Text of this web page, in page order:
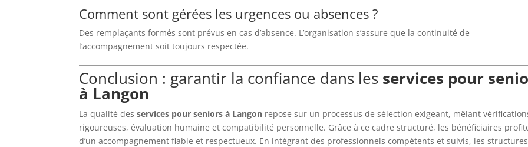
Comment sont gérées les urgences ou absences ?
Des remplaçants formés sont prévus en cas d’absence. L’organisation s’assure que la continuité de
l’accompagnement soit toujours respectée.
Conclusion : garantir la confiance dans les services pour
à Langon
La qualité desservices pour seniors à Langon repose sur un processus de sélection exigeant, mêlant
rigoureuses, évaluation humaine et compatibilité personnelle. Grâce à ce cadre structuré, les bénéficiaires
d’un accompagnement fiable et respectueux. En intégrant des professionnels compétents et suivis, les structures